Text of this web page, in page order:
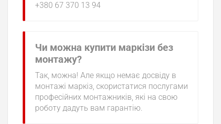
+380 67 370 13 94
Чи можна купити маркізи без
монтажу?
Так, можна! Але якщо немає досвіду в
монтажі маркіз, скористатися послугами
професійних монтажників, які на свою
роботу дадуть вам гарантію.